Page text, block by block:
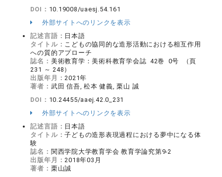
DOI： 10.19008/uaesj.54.161
外部サイトへのリンクを表示
記述言語： 日本語
タイトル： こどもの協同的な造形活動における相互作用
への質的アプローチ
誌名： 美術教育学：美術科教育学会誌 42巻 0号 （頁
231 ～ 248）
出版年月： 2021年
著者： 武田 信吾, 松本 健義, 栗山 誠
DOI： 10.24455/aaej.42.0_231
外部サイトへのリンクを表示
記述言語： 日本語
タイトル：子どもの造形表現過程における夢中になる体
験
誌名： 関西学院大学教育学会 教育学論究第9-2
出版年月： 2018年03月
著者： 栗山誠